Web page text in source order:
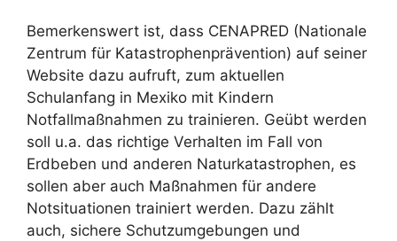
Bemerkenswert ist, dass CENAPRED (Nationale
Zentrum für Katastrophenprävention) auf seiner
Website dazu aufruft, zum aktuellen
Schulanfang in Mexiko mit Kindern
Notfallmaßnahmen zu trainieren. Geübt werden
soll u.a. das richtige Verhalten im Fall von
Erdbeben und anderen Naturkatastrophen, es
sollen aber auch Maßnahmen für andere
Notsituationen trainiert werden. Dazu zählt
auch, sichere Schutzumgebungen und